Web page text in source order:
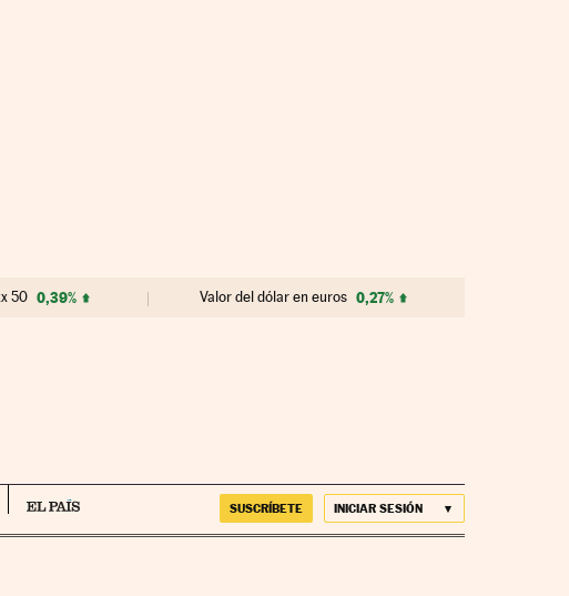
50 0,39% Valor del dólar en euros 0,27%
SUSCRÍBETE INICIAR SESIÓN